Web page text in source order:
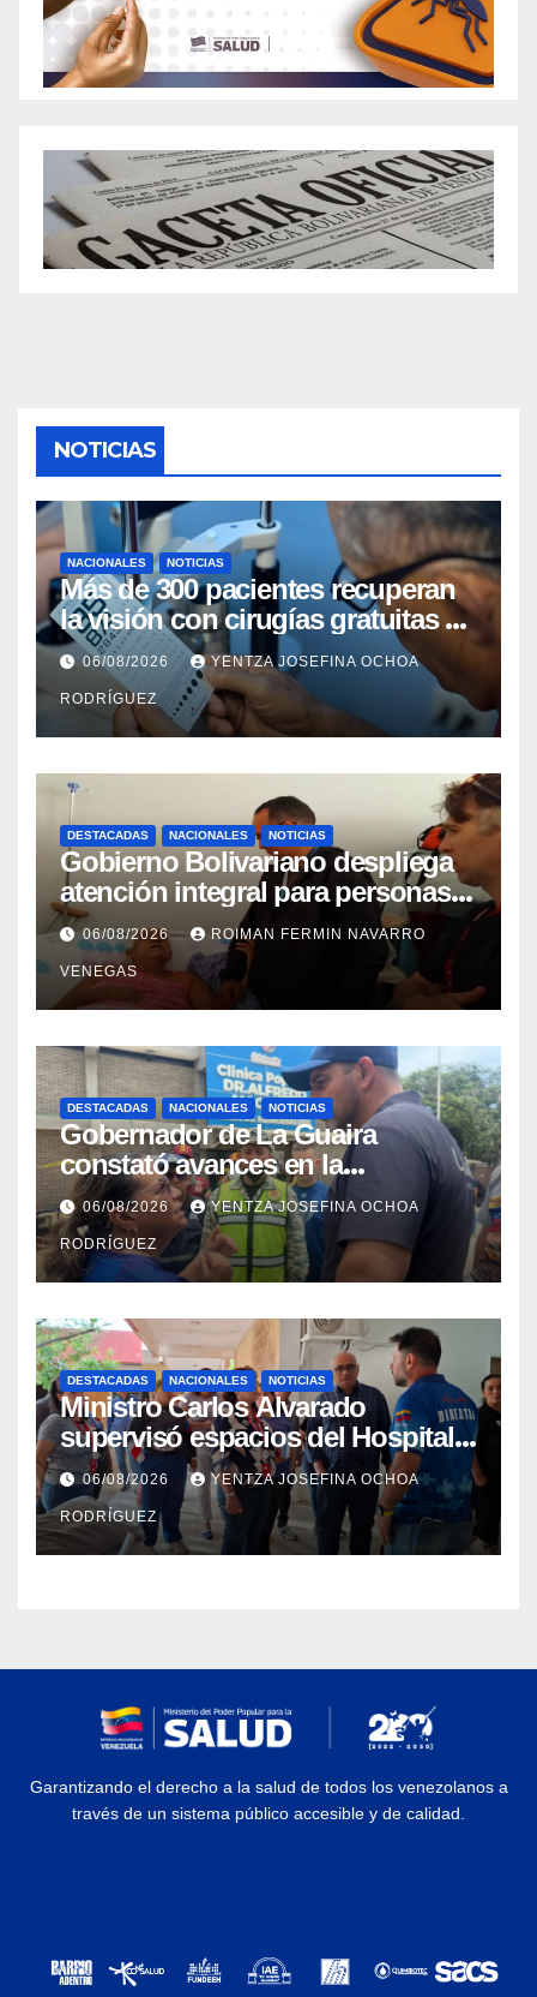
NOTICIAS
NACIONALES NOTICIAS
Más de 300 pacientes recuperan
la visión con cirugías gratuitas de
cataratas en Zulia
06/08/2026 YENTZA JOSEFINA OCHOA
RODRÍGUEZ
DESTACADAS NACIONALES NOTICIAS
Gobierno Bolivariano despliega
atención integral para personas
con discapacidad en
campamentos de La Guaira
06/08/2026 ROIMAN FERMIN NAVARRO
VENEGAS
DESTACADAS NACIONALES NOTICIAS
Gobernador de La Guaira
constató avances en la
rehabilitación del Hospitalito de
Catia la Mar
06/08/2026 YENTZA JOSEFINA OCHOA
RODRÍGUEZ
DESTACADAS NACIONALES NOTICIAS
Ministro Carlos Alvarado
supervisó espacios del Hospital
Dermatológico Dr. Martín Vegas
en La Guaira
06/08/2026 YENTZA JOSEFINA OCHOA
RODRÍGUEZ
Garantizando el derecho a la salud de todos los venezolanos a
través de un sistema público accesible y de calidad.